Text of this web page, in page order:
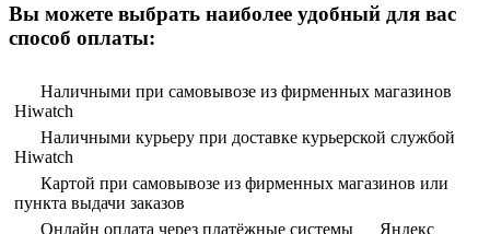
Вы можете выбрать наиболее удобный для вас
способ оплаты:
Наличными при самовывозе из фирменных магазинов
Hiwatch
Наличными курьеру при доставке курьерской службой
Hiwatch
Картой при самовывозе из фирменных магазинов или
пункта выдачи заказов
Онлайн оплата через платёжные системы
Яндекс